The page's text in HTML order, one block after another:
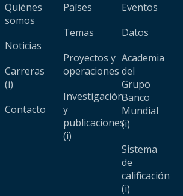
Quiénes
somos
Noticias
Carreras
(i)
Contacto
Países
Temas
Proyectos y
operaciones
Investigación
y
publicaciones
(i)
Eventos
Datos
Academia
del
Grupo
Banco
Mundial
(i)
Sistema
de
calificación
(i)